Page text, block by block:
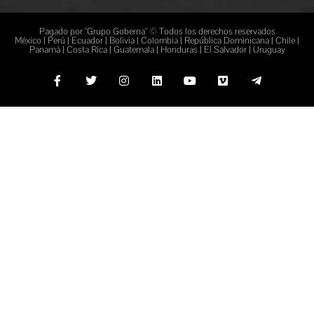
Pagado por "Grupo Goberna" © Todos los derechos reservados
México | Perú | Ecuador | Bolivia | Colombia | República Dominicana | Chile |
Panamá | Costa Rica | Guatemala | Honduras | El Salvador | Uruguay